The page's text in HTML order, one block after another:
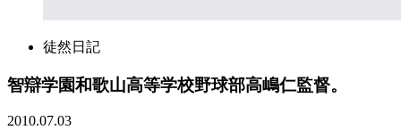
徒然日記
智辯学園和歌山高等学校野球部高嶋仁監督。
2010.07.03